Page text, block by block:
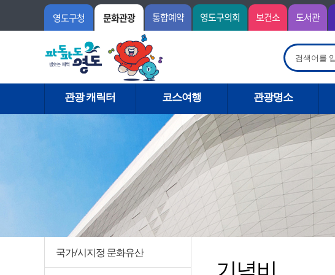
영도구청 문화관광 통합예약 영도구의회 보건소 도서관
관광 캐릭터 코스여행 관광명소
국가/시지정 문화유산
기념비